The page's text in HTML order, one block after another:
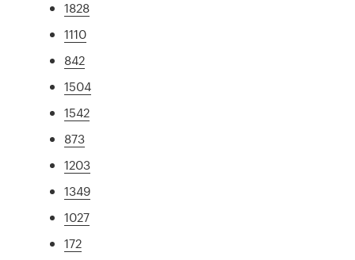
1828
1110
842
1504
1542
873
1203
1349
1027
172